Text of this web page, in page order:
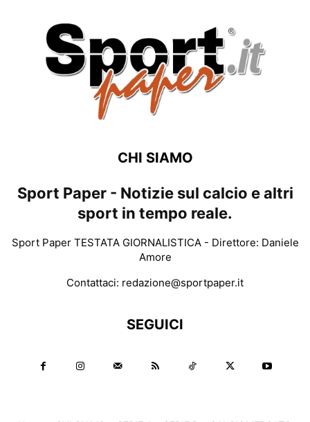
CHI SIAMO
Sport Paper - Notizie sul calcio e altri
sport in tempo reale.
Sport Paper TESTATA GIORNALISTICA - Direttore: Daniele
Amore
Contattaci: redazione@sportpaper.it
SEGUICI